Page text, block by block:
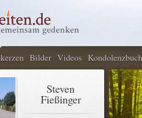
Bilder Videos Kondolenzbuch
Steven
Fießinger